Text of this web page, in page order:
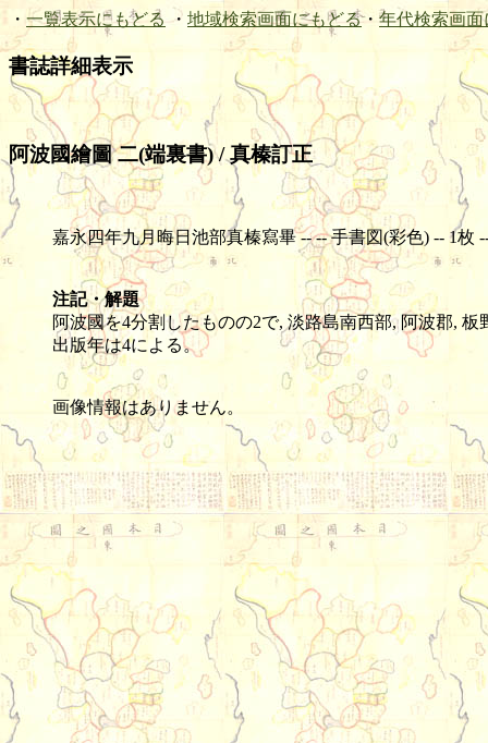
・ 一覧表示にもどる ・ 地域検索画面にもどる・ 年代検索画面
書誌詳細表示
阿波國繪圖 二(端裏書) / 真榛訂正
嘉永四年九月晦日池部真榛寫畢 -- -- 手書図(彩色) -- 1枚
注記・解題
阿波國を4分割したものの2で, 淡路島南西部, 阿波郡,
出版年は4による。
画像情報はありません。